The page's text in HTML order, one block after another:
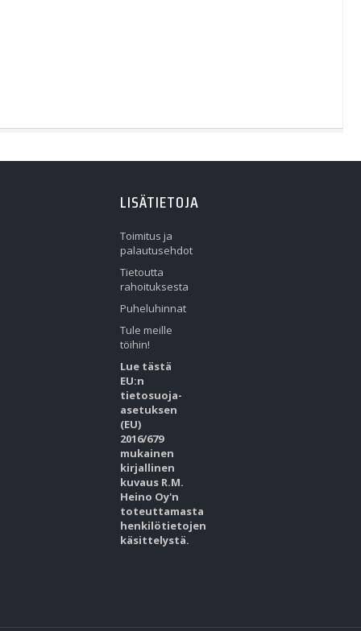
LISÄTIETOJA
Toimitus ja
palautusehdot
Tietoutta
rahoituksesta
Puheluhinnat
Tule meille
töihin!
Lue tästä
EU:n
tietosuoja-
asetuksen
(EU)
2016/679
mukainen
kirjallinen
kuvaus R.M.
Heino Oy'n
toteuttamasta
henkilötietojen
käsittelystä.